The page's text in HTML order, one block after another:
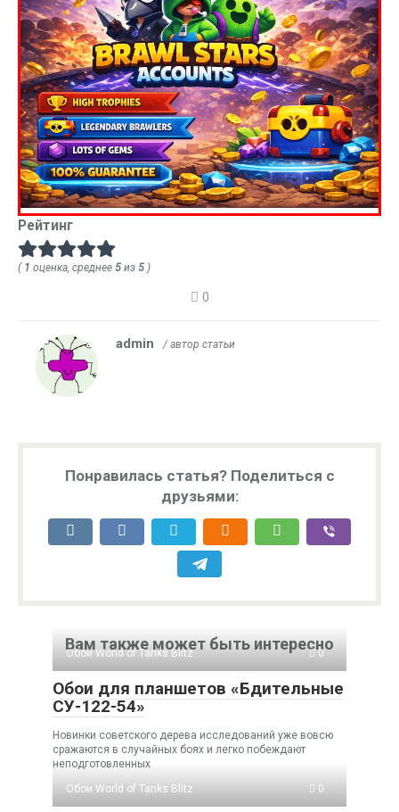
Рейтинг
( 1 оценка, среднее 5 из 5 )
0
admin / автор статьи
Понравилась статья? Поделиться с
друзьями:
Вам также может быть интересно
Обои World of Tanks Blitz 0
Обои для планшетов «Бдительные
СУ-122-54»
Новинки советского дерева исследований уже вовсю
сражаются в случайных боях и легко побеждают
неподготовленных
Обои World of Tanks Blitz
0